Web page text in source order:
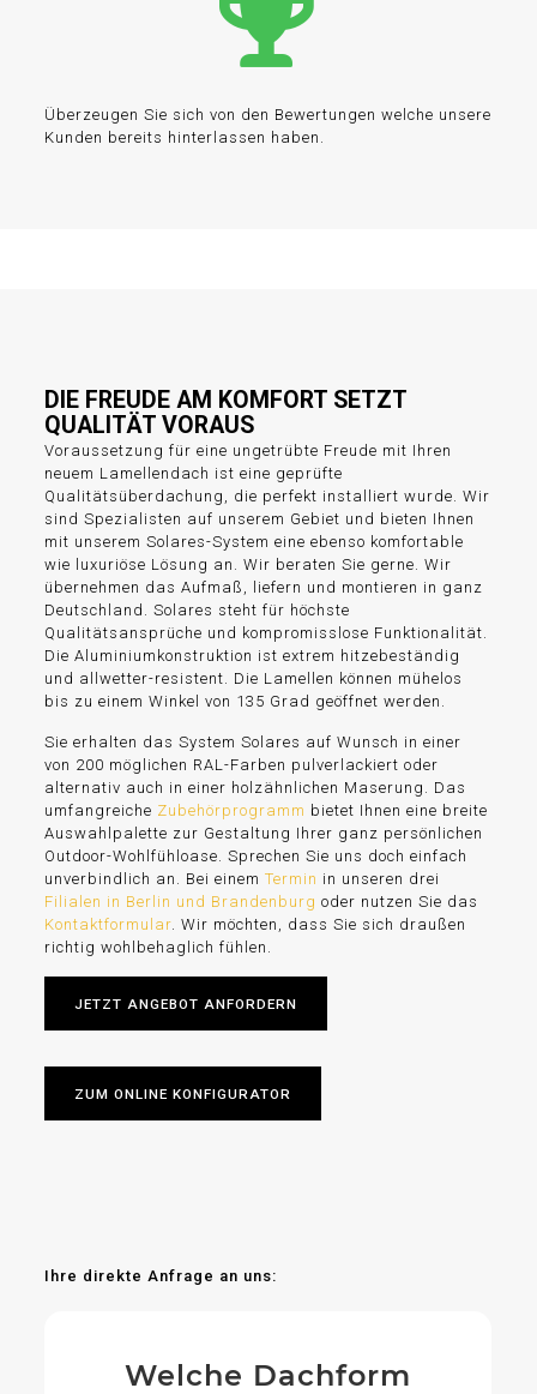
Überzeugen Sie sich von den Bewertungen welche unsere
Kunden bereits hinterlassen haben.
DIE FREUDE AM KOMFORT SETZT
QUALITÄT VORAUS
Voraussetzung für eine ungetrübte Freude mit Ihren
neuem Lamellendach ist eine geprüfte
Qualitätsüberdachung, die perfekt installiert wurde. Wir
sind Spezialisten auf unserem Gebiet und bieten Ihnen
mit unserem Solares-System eine ebenso komfortable
wie luxuriöse Lösung an. Wir beraten Sie gerne. Wir
übernehmen das Aufmaß, liefern und montieren in ganz
Deutschland. Solares steht für höchste
Qualitätsansprüche und kompromisslose Funktionalität.
Die Aluminiumkonstruktion ist extrem hitzebeständig
und allwetter-resistent. Die Lamellen können mühelos
bis zu einem Winkel von 135 Grad geöffnet werden.
Sie erhalten das System Solares auf Wunsch in einer
von 200 möglichen RAL-Farben pulverlackiert oder
alternativ auch in einer holzähnlichen Maserung. Das
umfangreiche Zubehörprogramm bietet Ihnen eine breite
Auswahlpalette zur Gestaltung Ihrer ganz persönlichen
Outdoor-Wohlfühloase. Sprechen Sie uns doch einfach
unverbindlich an. Bei einem Termin in unseren drei
Filialen in Berlin und Brandenburg oder nutzen Sie das
Kontaktformular. Wir möchten, dass Sie sich draußen
richtig wohlbehaglich fühlen.
JETZT ANGEBOT ANFORDERN
ZUM ONLINE KONFIGURATOR
Ihre direkte Anfrage an uns:
Welche Dachform